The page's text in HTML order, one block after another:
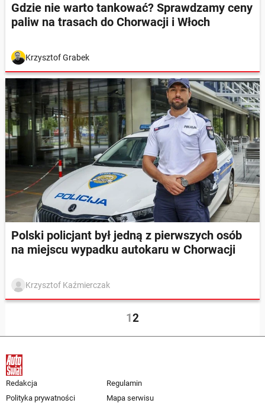
Gdzie nie warto tankować? Sprawdzamy ceny
paliw na trasach do Chorwacji i Włoch
Krzysztof Grabek
Polski policjant był jedną z pierwszych osób
na miejscu wypadku autokaru w Chorwacji
Krzysztof Kaźmierczak
12
Redakcja
Regulamin
Polityka prywatności
Mapa serwisu